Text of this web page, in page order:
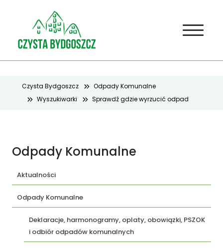
Czysta Bydgoszcz
Odpady Komunalne
Wyszukiwarki
Sprawdź gdzie wyrzucić odpad
Odpady Komunalne
Aktualności
Odpady Komunalne
Deklaracje, harmonogramy, oplaty, obowiązki, PSZOK
i odbiór odpadów komunalnych